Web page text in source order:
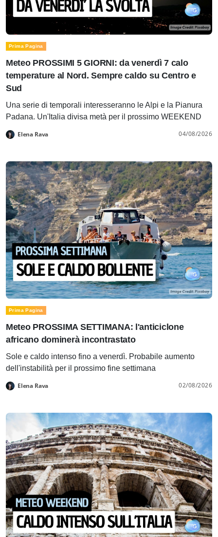
Prima Pagina
Meteo PROSSIMI 5 GIORNI: da venerdì 7 calo
temperature al Nord. Sempre caldo su Centro e
Sud
Una serie di temporali interesseranno le Alpi e la Pianura
Padana. Un'Italia divisa metà per il prossimo WEEKEND
Elena Rava 04/08/2026
Prima Pagina
Meteo PROSSIMA SETTIMANA: l'anticiclone
africano dominerà incontrastato
Sole e caldo intenso fino a venerdì. Probabile aumento
dell'instabilità per il prossimo fine settimana
Elena Rava 02/08/2026